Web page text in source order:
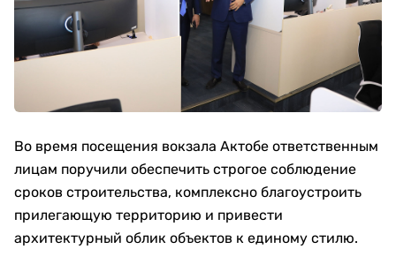
Во время посещения вокзала Актобе ответственным
лицам поручили обеспечить строгое соблюдение
сроков строительства, комплексно благоустроить
прилегающую территорию и привести
архитектурный облик объектов к единому стилю.